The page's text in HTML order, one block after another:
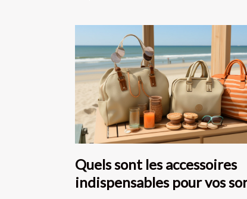
Quels sont les accessoires
indispensables pour vos